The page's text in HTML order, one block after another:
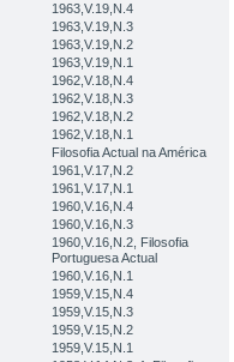
1963,V.19,N.4
1963,V.19,N.3
1963,V.19,N.2
1963,V.19,N.1
1962,V.18,N.4
1962,V.18,N.3
1962,V.18,N.2
1962,V.18,N.1
Filosofia Actual na América
1961,V.17,N.2
1961,V.17,N.1
1960,V.16,N.4
1960,V.16,N.3
1960,V.16,N.2, Filosofia
Portuguesa Actual
1960,V.16,N.1
1959,V.15,N.4
1959,V.15,N.3
1959,V.15,N.2
1959,V.15,N.1